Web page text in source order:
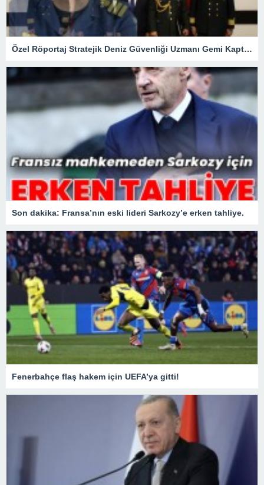
Özel Röportaj Stratejik Deniz Güvenliği Uzmanı Gemi Kaptanı Şahin Avşar ile Konuştuk? “Karadeniz’de yeni bir güvenlik mimarisi mi doğuyor?
Son dakika: Fransa’nın eski lideri Sarkozy’e erken tahliye.
Fenerbahçe flaş hakem için UEFA’ya gitti!